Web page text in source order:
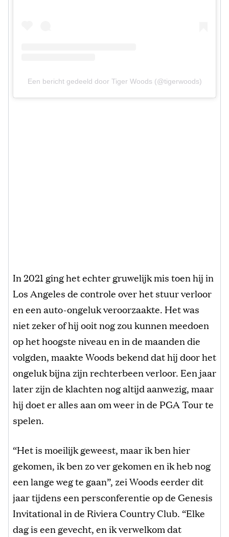
Een bericht gedeeld door Tiger Woods (@tigerwoods)
In 2021 ging het echter gruwelijk mis toen hij in
Los Angeles de controle over het stuur verloor
en een auto-ongeluk veroorzaakte. Het was
niet zeker of hij ooit nog zou kunnen meedoen
op het hoogste niveau en in de maanden die
volgden, maakte Woods bekend dat hij door het
ongeluk bijna zijn rechterbeen verloor. Een jaar
later zijn de klachten nog altijd aanwezig, maar
hij doet er alles aan om weer in de PGA Tour te
spelen.
“Het is moeilijk geweest, maar ik ben hier
gekomen, ik ben zo ver gekomen en ik heb nog
een lange weg te gaan”, zei Woods eerder dit
jaar tijdens een persconferentie op de Genesis
Invitational in de Riviera Country Club. “Elke
dag is een gevecht, en ik verwelkom dat